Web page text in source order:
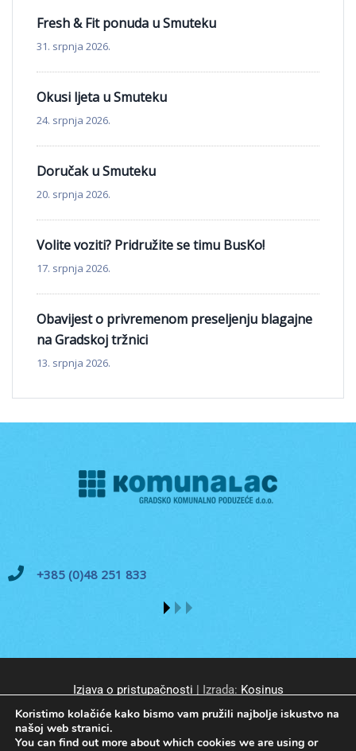
Fresh & Fit ponuda u Smuteku
31. srpnja 2026.
Okusi ljeta u Smuteku
24. srpnja 2026.
Doručak u Smuteku
20. srpnja 2026.
Volite voziti? Pridružite se timu BusKo!
17. srpnja 2026.
Obavijest o privremenom preseljenju blagajne
na Gradskoj tržnici
13. srpnja 2026.
+385 (0)48 251 833
Izjava o pristupačnosti | Izrada: Kosinus
Koristimo kolačiće kako bismo vam pružili najbolje iskustvo na
našoj web stranici.
You can find out more about which cookies we are using or